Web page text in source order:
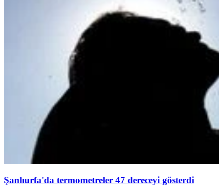
Şanlıurfa'da termometreler 47 dereceyi gösterdi